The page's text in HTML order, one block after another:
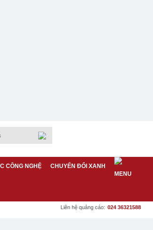
CÔNG NGHỆ CHUYỂN ĐỔI XANH
Liên hệ quảng cáo: 024 36321588